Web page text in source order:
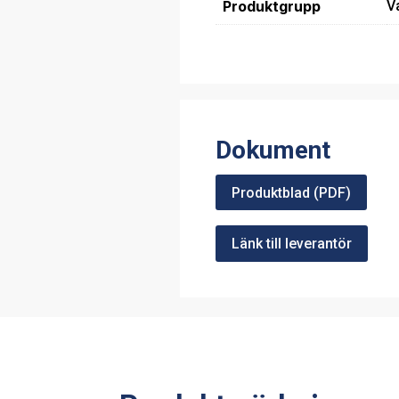
Produktgrupp
Dokument
Produktblad (PDF)
Länk till leverantör